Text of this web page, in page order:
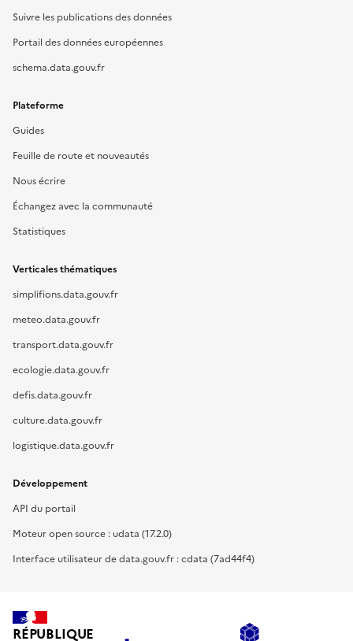
Suivre les publications des données
Portail des données européennes
schema.data.gouv.fr
Plateforme
Guides
Feuille de route et nouveautés
Nous écrire
Échangez avec la communauté
Statistiques
Verticales thématiques
simplifions.data.gouv.fr
meteo.data.gouv.fr
transport.data.gouv.fr
ecologie.data.gouv.fr
defis.data.gouv.fr
culture.data.gouv.fr
logistique.data.gouv.fr
Développement
API du portail
Moteur open source : udata (17.2.0)
Interface utilisateur de data.gouv.fr : cdata (7ad44f4)
RÉPUBLIQUE